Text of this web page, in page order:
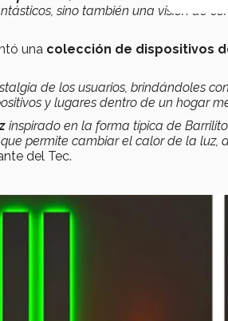
sino también una visión de
una colección de dispositivos
de los usuarios, brindándoles
y lugares dentro de un hogar
inspirado en la forma típica de
permite cambiar el calor de la luz,
del Tec.